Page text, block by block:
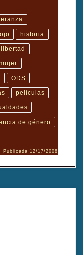
historia
libertad
mujer
ODS
películas
de género
Publicada 12/17/2008